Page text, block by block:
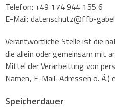
Telefon: +49 174 944 155 6
E-Mail: datenschutz@ffb-
Verantwortliche Stelle ist die
die allein oder gemeinsam mit
Mittel der Verarbeitung von
Namen, E-Mail-Adressen o. Ä.)
Speicherdauer